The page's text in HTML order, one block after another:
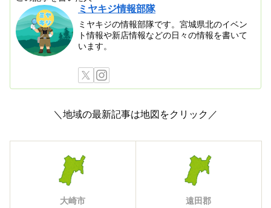
ミヤキジ情報部隊
ミヤキジの情報部隊です。宮城県北のイベン
ト情報や新店情報などの日々の情報を書いて
います。
＼地域の最新記事は地図をクリック／
大崎市 遠田郡